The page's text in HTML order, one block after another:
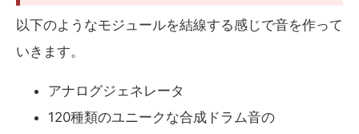
以下のようなモジュールを結線する感じで音を作って
いきます。
アナログジェネレータ
120種類のユニークな合成ドラム音の